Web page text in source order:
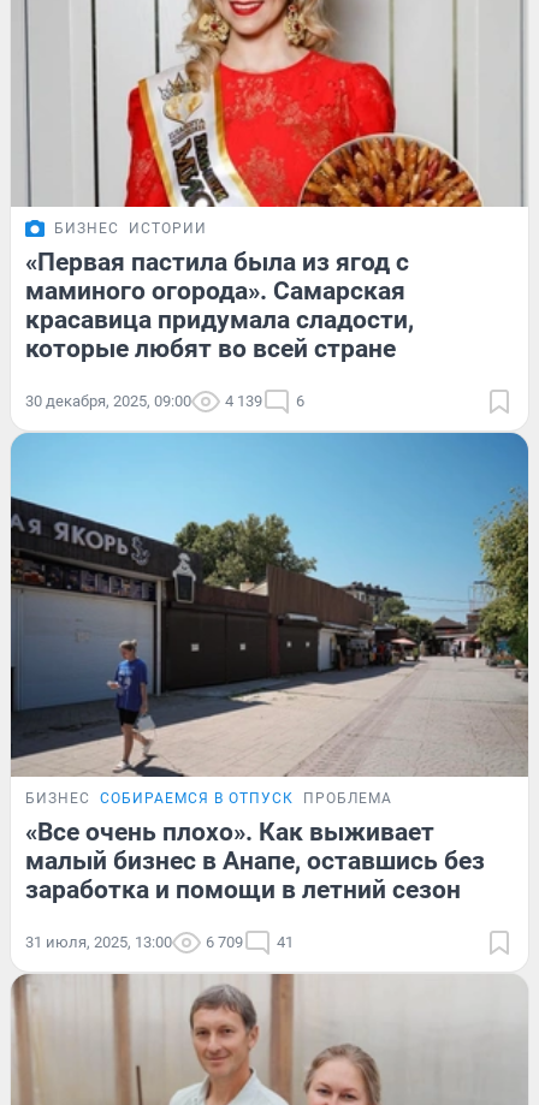
БИЗНЕС ИСТОРИИ
«Первая пастила была из ягод с
маминого огорода». Самарская
красавица придумала сладости,
которые любят во всей стране
30 декабря, 2025, 09:00 4 139 6
БИЗНЕС СОБИРАЕМСЯ В ОТПУСК ПРОБЛЕМА
«Все очень плохо». Как выживает
малый бизнес в Анапе, оставшись без
заработка и помощи в летний сезон
31 июля, 2025, 13:00 6 709 41